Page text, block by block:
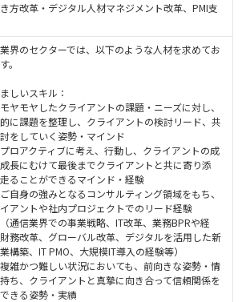
き方改革・デジタル人材マネジメント改革、PMI支
界のセクターでは、以下のような人材を求めてお
。
しいスキル：
ヤモヤしたクライアントの課題・ニーズに対し、
に課題を整理し、クライアントの検討リード、共
をしていく姿勢・マインド
ロアクティブに考え、行動し、クライアントの成
長にむけて最後までクライアントと共に寄り添
ることができるマインド・経験
自身の強みとなるコンサルティング領域をもち、
アントや社内プロジェクトでのリード経験
信業界での事業戦略、IT改革、業務BPRや経
務改革、グローバル改革、デジタルを活用した新
構築、IT PMO、大規模IT導入の経験等）
雑かつ難しい状況においても、前向きな姿勢・情
ち、クライアントと真摯に向き合って信頼関係を
きる姿勢・実績